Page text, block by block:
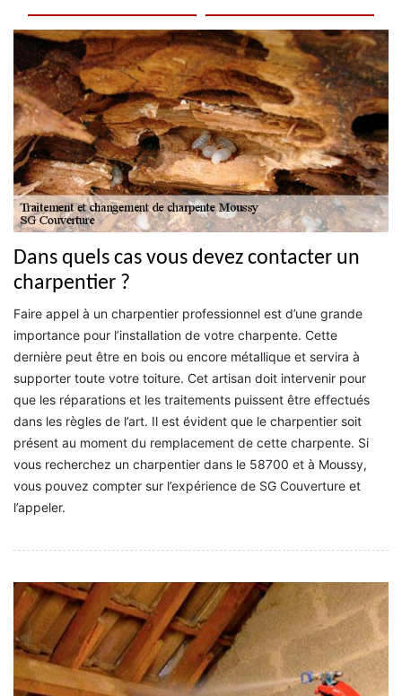
Dans quels cas vous devez contacter un
charpentier ?
Faire appel à un charpentier professionnel est d’une grande
importance pour l’installation de votre charpente. Cette
dernière peut être en bois ou encore métallique et servira à
supporter toute votre toiture. Cet artisan doit intervenir pour
que les réparations et les traitements puissent être effectués
dans les règles de l’art. Il est évident que le charpentier soit
présent au moment du remplacement de cette charpente. Si
vous recherchez un charpentier dans le 58700 et à Moussy,
vous pouvez compter sur l’expérience de SG Couverture et
l’appeler.